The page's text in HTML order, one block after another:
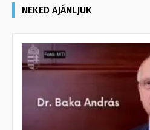
NEKED AJÁNLJUK